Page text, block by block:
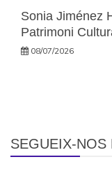
Sonia Jiménez
Patrimoni
08/07/2026
SEGUEIX-NOS